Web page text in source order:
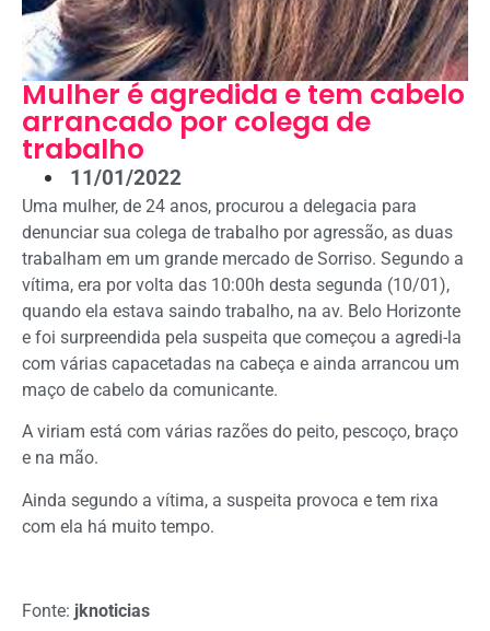
Mulher é agredida e tem cabelo
arrancado por colega de
trabalho
11/01/2022
Uma mulher, de 24 anos, procurou a delegacia para
denunciar sua colega de trabalho por agressão, as duas
trabalham em um grande mercado de Sorriso. Segundo a
vítima, era por volta das 10:00h desta segunda (10/01),
quando ela estava saindo trabalho, na av. Belo Horizonte
e foi surpreendida pela suspeita que começou a agredi-la
com várias capacetadas na cabeça e ainda arrancou um
maço de cabelo da comunicante.
A viriam está com várias razões do peito, pescoço, braço
e na mão.
Ainda segundo a vítima, a suspeita provoca e tem rixa
com ela há muito tempo.
Fonte: jknoticias